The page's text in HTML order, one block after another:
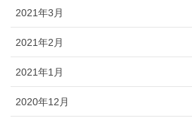
2021年3月
2021年2月
2021年1月
2020年12月